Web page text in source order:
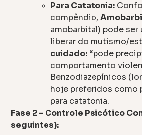
Para Catatonia:
compêndio,
amobarbital) pode ser
liberar do mutismo/
cuidado: “pode
comportamento
Benzodiazepínicos
hoje preferidos como
para catatonia.
Fase 2 – Controle Psicótico
seguintes):